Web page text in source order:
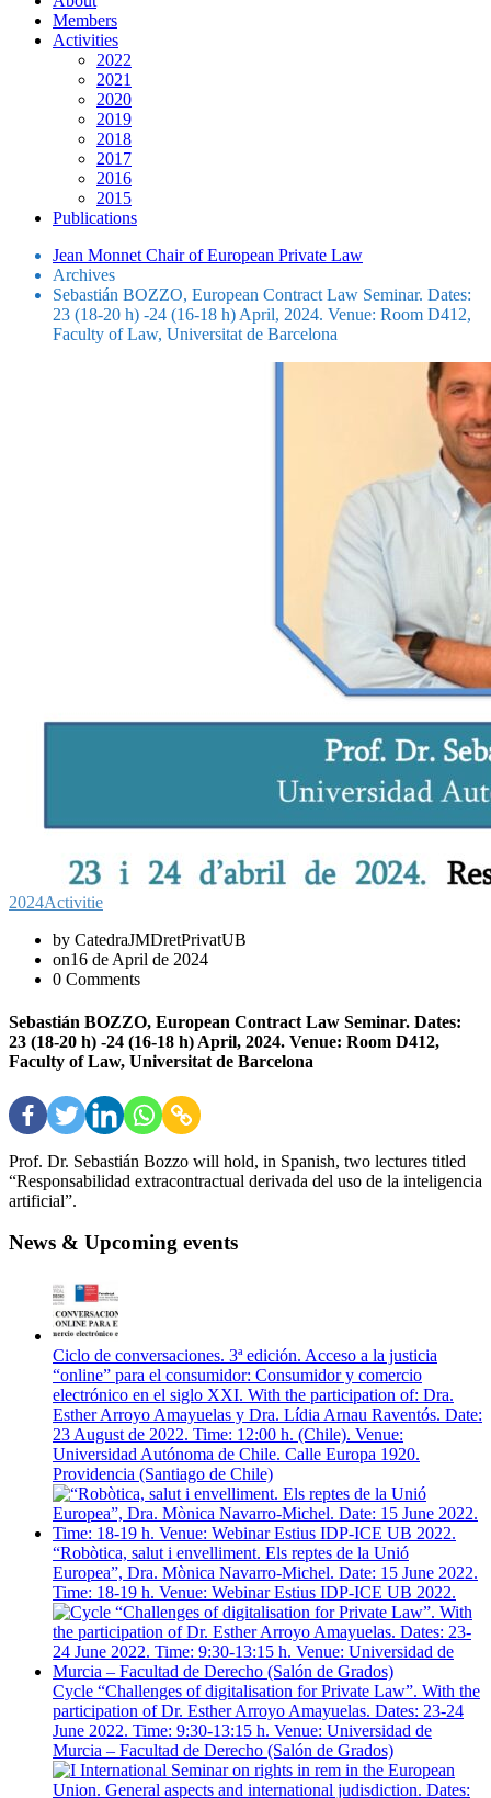
Members
Activities
2022
2021
2020
2019
2018
2017
2016
2015
Publications
Jean Monnet Chair of European Private Law
Archives
Sebastián BOZZO, European Contract Law Seminar. Dates:
23 (18-20 h) -24 (16-18 h) April, 2024. Venue: Room D412,
Faculty of Law, Universitat de Barcelona
2024Activitie
by CatedraJMDretPrivatUB
on16 de April de 2024
0 Comments
Sebastián BOZZO, European Contract Law Seminar. Dates:
23 (18-20 h) -24 (16-18 h) April, 2024. Venue: Room D412,
Faculty of Law, Universitat de Barcelona
Prof. Dr. Sebastián Bozzo will hold, in Spanish, two lectures titled
“Responsabilidad extracontractual derivada del uso de la inteligencia
artificial”.
News & Upcoming events
Ciclo de conversaciones. 3ª edición. Acceso a la justicia
“online” para el consumidor: Consumidor y comercio
electrónico en el siglo XXI. With the participation of: Dra.
Esther Arroyo Amayuelas y Dra. Lídia Arnau Raventós. Date:
23 August de 2022. Time: 12:00 h. (Chile). Venue:
Universidad Autónoma de Chile. Calle Europa 1920.
Providencia (Santiago de Chile)
“Robòtica, salut i envelliment. Els reptes de la Unió
Europea”, Dra. Mònica Navarro-Michel. Date: 15 June 2022.
Time: 18-19 h. Venue: Webinar Estius IDP-ICE UB 2022.
Cycle “Challenges of digitalisation for Private Law”. With the
participation of Dr. Esther Arroyo Amayuelas. Dates: 23-24
June 2022. Time: 9:30-13:15 h. Venue: Universidad de
Murcia – Facultad de Derecho (Salón de Grados)